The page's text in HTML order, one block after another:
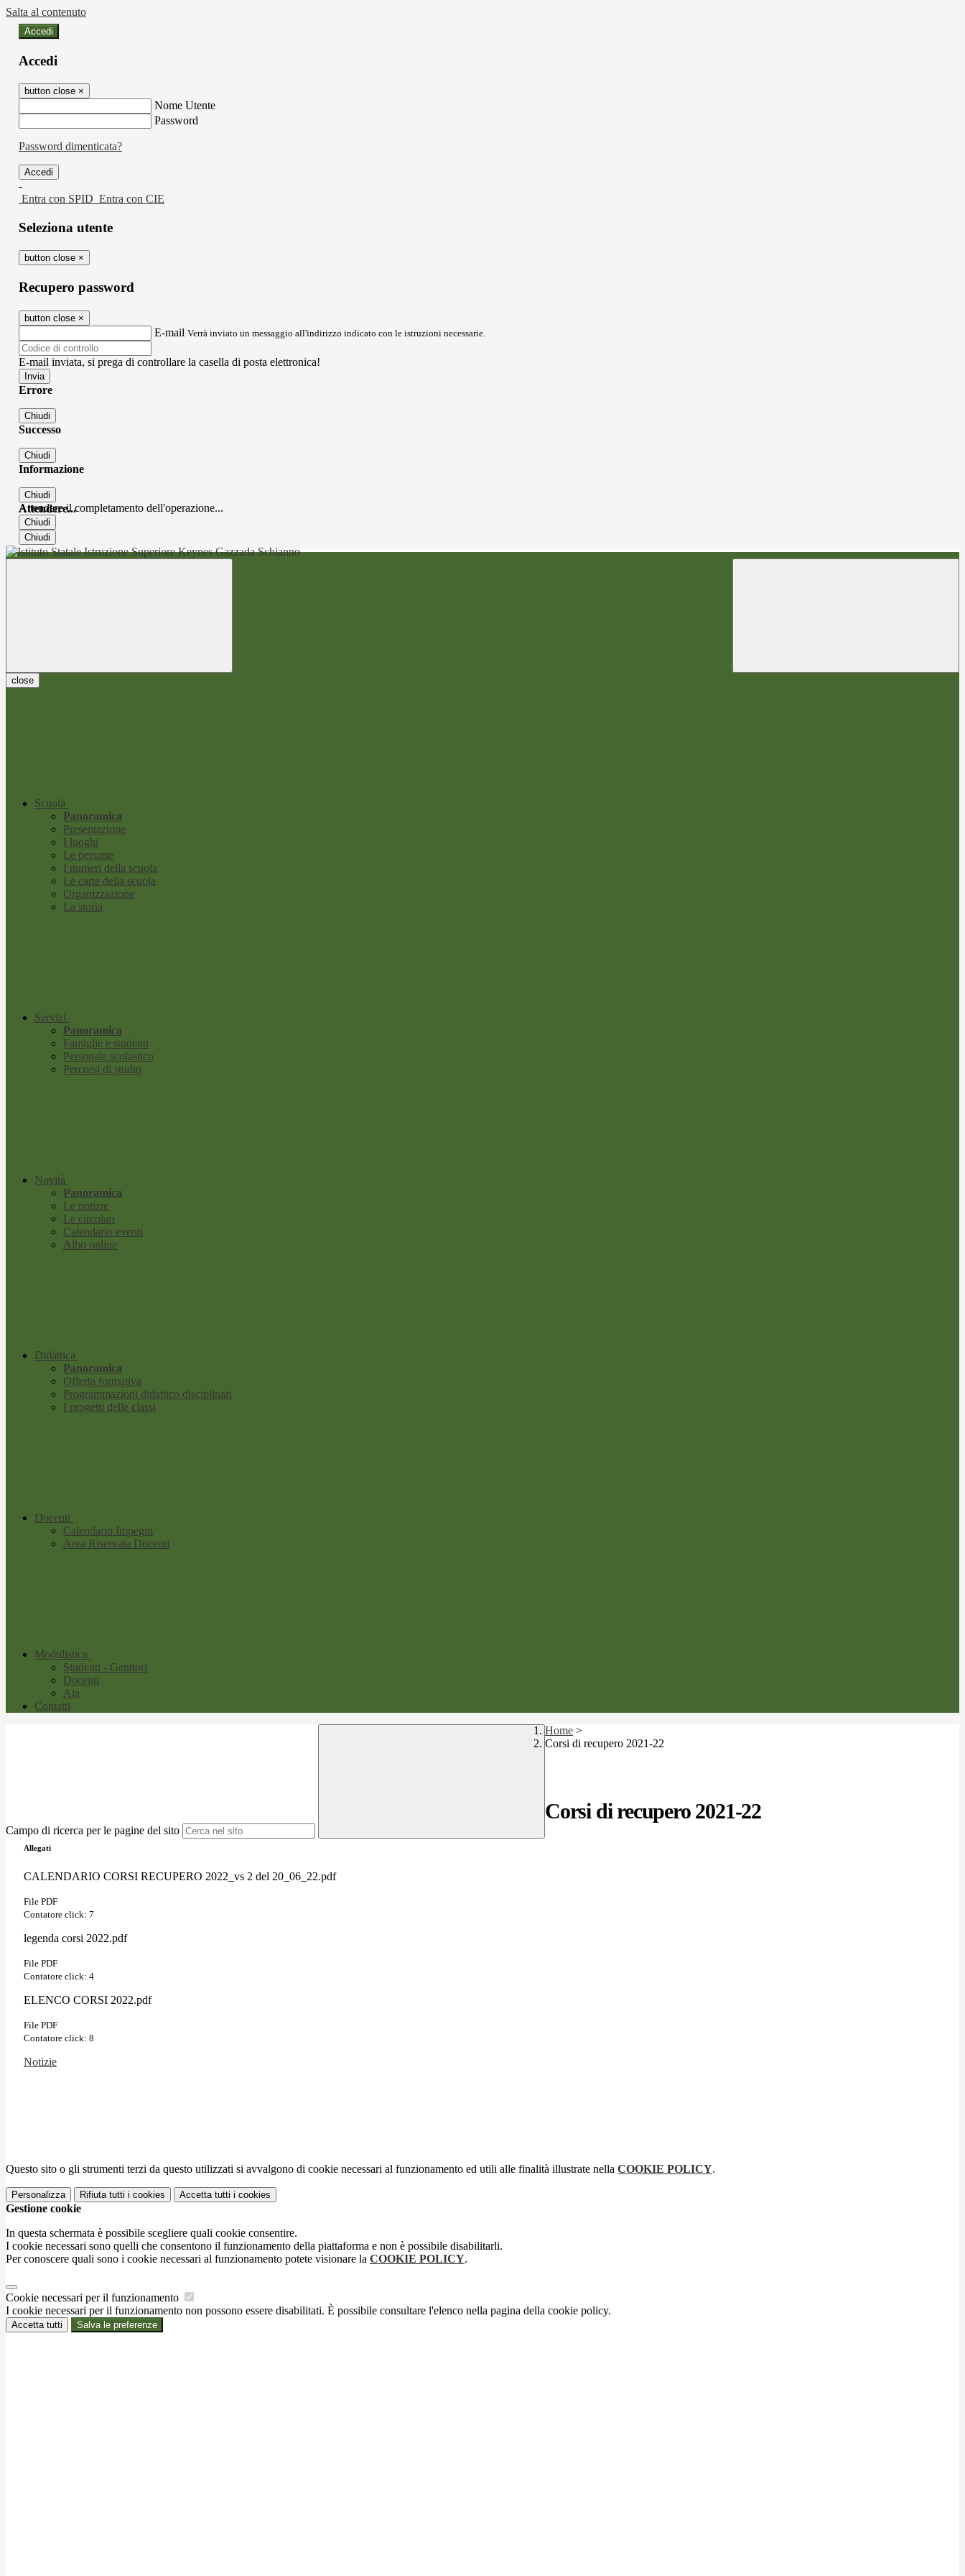
Salta al contenuto
Accedi
Accedi
button close ×
Nome Utente
Password
Password dimenticata?
-
Entra con SPID Entra con CIE
Seleziona utente
button close ×
Recupero password
button close ×
E-mail Verrà inviato un messaggio all'indirizzo indicato con le istruzioni necessarie.
E-mail inviata, si prega di controllare la casella di posta elettronica!
Errore
Chiudi
Successo
Chiudi
Informazione
Chiudi
Attendere...
Attendere il completamento dell'operazione...
Chiudi
Chiudi
close
Scuola
Panoramica
Presentazione
I luoghi
Le persone
I numeri della scuola
Le carte della scuola
Organizzazione
La storia
Servizi
Panoramica
Famiglie e studenti
Personale scolastico
Percorsi di studio
Novità
Panoramica
Le notizie
Le circolari
Calendario eventi
Albo online
Didattica
Panoramica
Offerta formativa
Programmazioni didattico disciplinari
I progetti delle classi
Docenti
Calendario Impegni
Area Riservata Docenti
Modulistica
Studenti - Genitori
Docenti
Ata
Contatti
Campo di ricerca per le pagine del sito
Home >
Corsi di recupero 2021-22
Corsi di recupero 2021-22
Allegati
CALENDARIO CORSI RECUPERO 2022_vs 2 del 20_06_22.pdf
File PDF
Contatore click: 7
legenda corsi 2022.pdf
File PDF
Contatore click: 4
ELENCO CORSI 2022.pdf
File PDF
Contatore click: 8
Notizie
Questo sito o gli strumenti terzi da questo utilizzati si avvalgono di cookie necessari al funzionamento ed utili alle finalità illustrate nella COOKIE POLICY.
Personalizza Rifiuta tutti i cookies Accetta tutti i cookies
Gestione cookie
In questa schermata è possibile scegliere quali cookie consentire.
I cookie necessari sono quelli che consentono il funzionamento della piattaforma e non è possibile disabilitarli.
Per conoscere quali sono i cookie necessari al funzionamento potete visionare la COOKIE POLICY.
Cookie necessari per il funzionamento
I cookie necessari per il funzionamento non possono essere disabilitati. È possibile consultare l'elenco nella pagina della cookie policy.
Accetta tutti Salva le preferenze